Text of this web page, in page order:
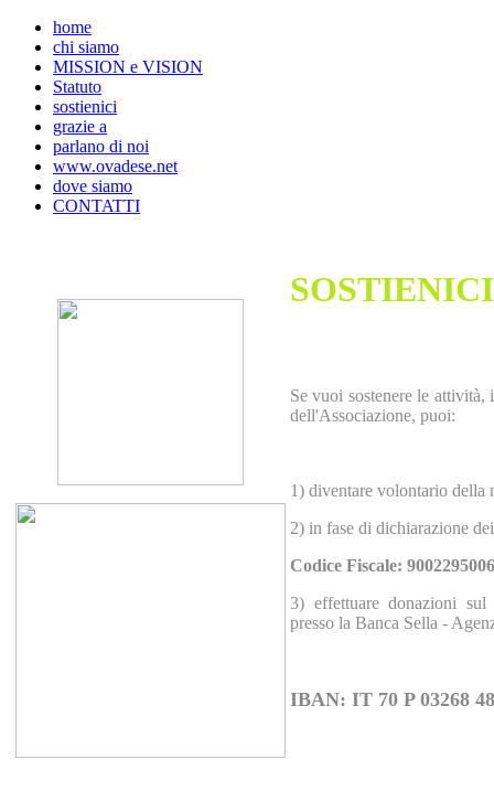
home
chi siamo
MISSION e VISION
Statuto
sostienici
grazie a
parlano di noi
www.ovadese.net
dove siamo
CONTATTI
SOSTIENICI
Se vuoi sostenere le
dell'Associazione, puoi:
1) diventare volontario della
2) in fase di dichiarazione
Codice Fiscale:
3) effettuare donazioni sul
presso la Banca Sella -
IBAN: IT 70 P 03268